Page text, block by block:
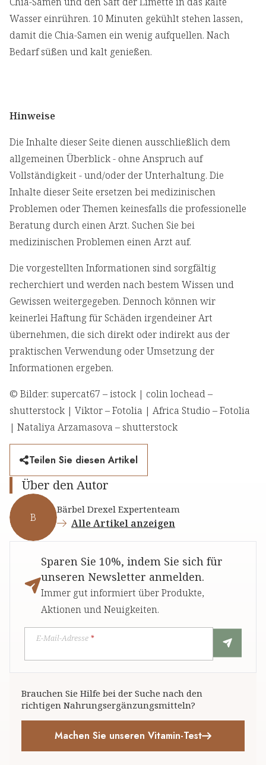
Wasser einrühren. 10 Minuten gekühlt stehen lassen,
damit die Chia-Samen ein wenig aufquellen. Nach
Bedarf süßen und kalt genießen.
Hinweise
Die Inhalte dieser Seite dienen ausschließlich dem
allgemeinen Überblick - ohne Anspruch auf
Vollständigkeit - und/oder der Unterhaltung. Die
Inhalte dieser Seite ersetzen bei medizinischen
Problemen oder Themen keinesfalls die professionelle
Beratung durch einen Arzt. Suchen Sie bei
medizinischen Problemen einen Arzt auf.
Die vorgestellten Informationen sind sorgfältig
recherchiert und werden nach bestem Wissen und
Gewissen weitergegeben. Dennoch können wir
keinerlei Haftung für Schäden irgendeiner Art
übernehmen, die sich direkt oder indirekt aus der
praktischen Verwendung oder Umsetzung der
Informationen ergeben.
© Bilder: supercat67 – istock | colin lochead –
shutterstock | Viktor – Fotolia | Africa Studio – Fotolia
| Nataliya Arzamasova – shutterstock
Teilen Sie diesen Artikel
Über den Autor
B
Bärbel Drexel Expertenteam
Alle Artikel anzeigen
Sparen Sie 10%, indem Sie sich für
unseren Newsletter anmelden.
Immer gut informiert über Produkte,
Aktionen und Neuigkeiten.
E-Mail-Adresse *
Brauchen Sie Hilfe bei der Suche nach den
richtigen Nahrungsergänzungsmitteln?
Machen Sie unseren Vitamin-Test